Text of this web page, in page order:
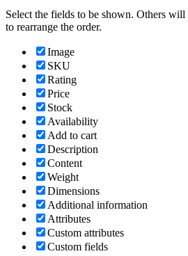
Select the fields to be shown. Others
to rearrange the order.
Image
SKU
Rating
Price
Stock
Availability
Add to cart
Description
Content
Weight
Dimensions
Additional information
Attributes
Custom attributes
Custom fields